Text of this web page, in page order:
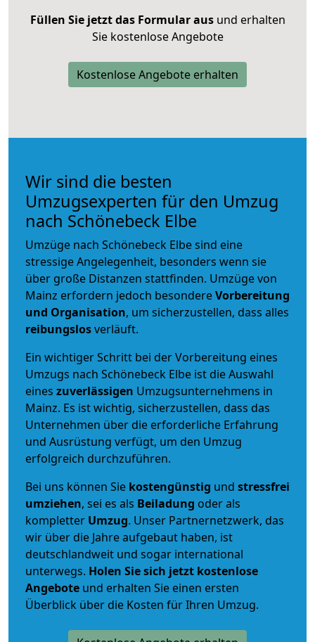
Füllen Sie jetzt das Formular ausund erhalten
Sie kostenlose Angebote
Kostenlose Angebote erhalten
Wir sind die besten
Umzugsexperten für den Umzug
nach Schönebeck Elbe
Umzüge nach Schönebeck Elbe sind eine
stressige Angelegenheit, besonders wenn sie
über große Distanzen stattfinden. Umzüge von
Mainz erfordern jedoch besondereVorbereitung
und Organisation, um sicherzustellen, dass alles
reibungslosverläuft.
Ein wichtiger Schritt bei der Vorbereitung eines
Umzugs nach Schönebeck Elbe ist die Auswahl
eines zuverlässigen Umzugsunternehmens in
Mainz. Es ist wichtig, sicherzustellen, dass das
Unternehmen über die erforderliche Erfahrung
und Ausrüstung verfügt, um den Umzug
erfolgreich durchzuführen.
Bei uns können Sie kostengünstig und stressfrei
umziehen, sei es als Beiladung oder als
kompletter Umzug. Unser Partnernetzwerk, das
wir über die Jahre aufgebaut haben, ist
deutschlandweit und sogar international
unterwegs. Holen Sie sich jetzt kostenlose
Angebote und erhalten Sie einen ersten
Überblick über die Kosten für Ihren Umzug.